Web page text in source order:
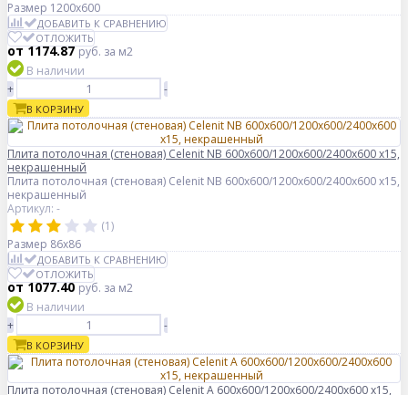
Размер 1200x600
ДОБАВИТЬ К СРАВНЕНИЮ
ОТЛОЖИТЬ
от 1174.87руб. за м2
В наличии
+
-
В КОРЗИНУ
Плита потолочная (стеновая) Celenit NB 600x600/1200x600/2400x600 x15,
некрашенный
Плита потолочная (стеновая) Celenit NB 600x600/1200x600/2400x600 x15,
некрашенный
Артикул: -
(1)
Размер 86х86
ДОБАВИТЬ К СРАВНЕНИЮ
ОТЛОЖИТЬ
от 1077.40руб. за м2
В наличии
+
-
В КОРЗИНУ
Плита потолочная (стеновая) Celenit A 600x600/1200x600/2400x600 x15,